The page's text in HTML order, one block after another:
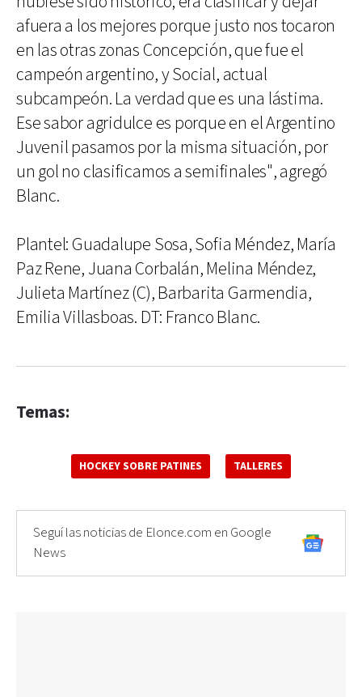
afuera a los mejores porque justo nos tocaron
en las otras zonas Concepción, que fue el
campeón argentino, y Social, actual
subcampeón. La verdad que es una lástima.
Ese sabor agridulce es porque en el Argentino
Juvenil pasamos por la misma situación, por
un gol no clasificamos a semifinales", agregó
Blanc.
Plantel: Guadalupe Sosa, Sofia Méndez, María
Paz Rene, Juana Corbalán, Melina Méndez,
Julieta Martínez (C), Barbarita Garmendia,
Emilia Villasboas. DT: Franco Blanc.
Temas:
HOCKEY SOBRE PATINES TALLERES
Seguí las noticias de Elonce.com en Google
News